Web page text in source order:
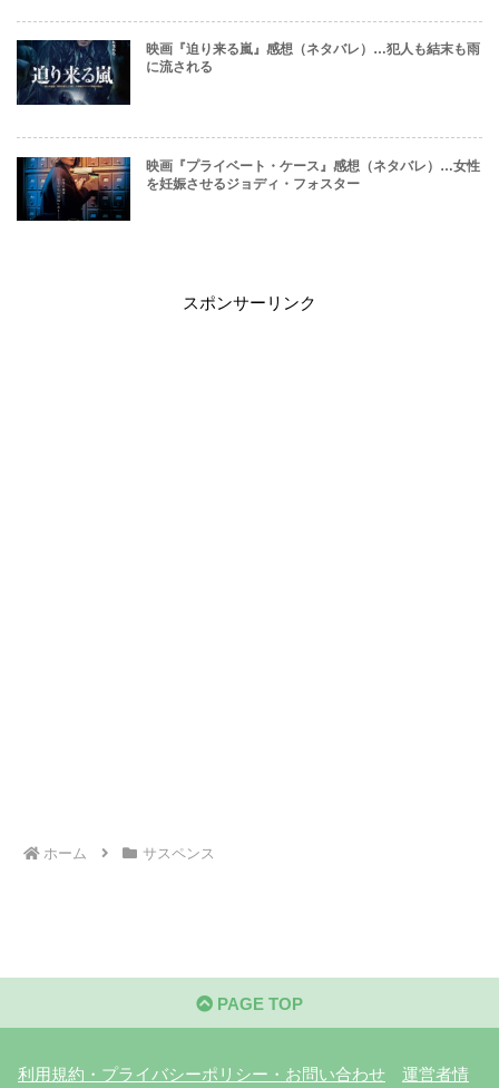
映画『迫り来る嵐』感想（ネタバレ）…犯人も結末も雨
に流される
映画『プライベート・ケース』感想（ネタバレ）…女性
を妊娠させるジョディ・フォスター
スポンサーリンク
ホーム サスペンス
PAGE TOP
利用規約・プライバシーポリシー・お問い合わせ 運営者情